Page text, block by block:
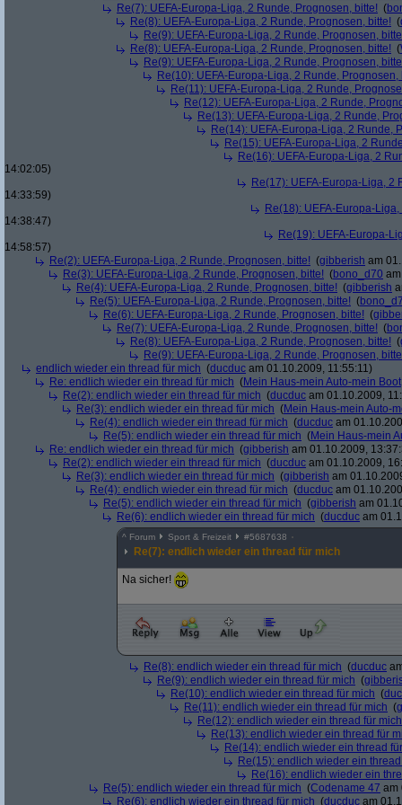
Re(7): UEFA-Europa-Liga, 2 Runde, Prognosen, bitte! (
Re(8): UEFA-Europa-Liga, 2 Runde, Prognosen, bitte! (
Re(9): UEFA-Europa-Liga, 2 Runde, Prognosen,
Re(8): UEFA-Europa-Liga, 2 Runde, Prognosen, bitte! (
Re(9): UEFA-Europa-Liga, 2 Runde, Prognosen,
Re(10): UEFA-Europa-Liga, 2 Runde, Prognosen,
Re(11): UEFA-Europa-Liga, 2 Runde,
Re(12): UEFA-Europa-Liga, 2 Runde,
Re(13): UEFA-Europa-Liga, 2 Runde,
Re(14): UEFA-Europa-Liga, 2 Runde,
Re(15): UEFA-Europa-Liga, 2
Re(16): UEFA-Europa-Liga, 2
14:02:05)
Re(17): UEFA-Europa-Liga, 2
14:33:59)
Re(18): UEFA-Europa-
14:38:47)
Re(19): UEFA-Europa-
14:58:57)
Re(2): UEFA-Europa-Liga, 2 Runde, Prognosen, bitte! (gibberish am
Re(3): UEFA-Europa-Liga, 2 Runde, Prognosen, bitte! (bono_d70
Re(4): UEFA-Europa-Liga, 2 Runde, Prognosen, bitte! (gibberish
Re(5): UEFA-Europa-Liga, 2 Runde, Prognosen, bitte! (
Re(6): UEFA-Europa-Liga, 2 Runde, Prognosen, bitte! (
Re(7): UEFA-Europa-Liga, 2 Runde, Prognosen, bitte! (
Re(8): UEFA-Europa-Liga, 2 Runde, Prognosen, bitte! (
Re(9): UEFA-Europa-Liga, 2 Runde, Prognosen,
endlich wieder ein thread für mich (ducduc am 01.10.2009, 11:55:11)
Re: endlich wieder ein thread für mich (Mein Haus-mein Auto-mein Boot
Re(2): endlich wieder ein thread für mich (ducduc am 01.10.2009,
Re(3): endlich wieder ein thread für mich (Mein Haus-mein Auto-
Re(4): endlich wieder ein thread für mich (ducduc am
Re(5): endlich wieder ein thread für mich (Mein Haus-mein
Re: endlich wieder ein thread für mich (gibberish am 01.10.2009,
Re(2): endlich wieder ein thread für mich (ducduc am 01.10.2009,
Re(3): endlich wieder ein thread für mich (gibberish am
Re(4): endlich wieder ein thread für mich (ducduc am
Re(5): endlich wieder ein thread für mich (gibberish am
Re(6): endlich wieder ein thread für mich (ducduc am
^ Forum Sport & Freizeit #5687638
Re(7): endlich wieder ein thread für mich
Na sicher!
Re(8): endlich wieder ein thread für mich (ducduc
Re(9): endlich wieder ein thread für mich (
Re(10): endlich wieder ein thread für mich (
Re(11): endlich wieder ein thread für mich (
Re(12): endlich wieder ein thread für mich
Re(13): endlich wieder ein thread für
Re(14): endlich wieder ein thread
Re(15): endlich wieder ein
Re(16): endlich wieder ein
Re(5): endlich wieder ein thread für mich (Codename 47 am
Re(6): endlich wieder ein thread für mich (ducduc am